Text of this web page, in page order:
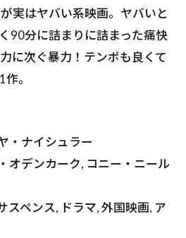
実はヤバい系映画。ヤバいと
90分に詰まりに詰まった痛快
に次ぐ暴力！テンポも良くて
。
・ナイシュラー
オデンカーク, コニー・ニール
スペンス, ドラマ, 外国映画, ア